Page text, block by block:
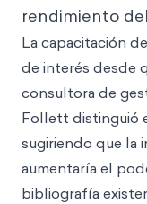
rendimiento
La capacitación
de interés desde
consultora de
Follett distinguió
sugiriendo que la
aumentaría el
bibliografía